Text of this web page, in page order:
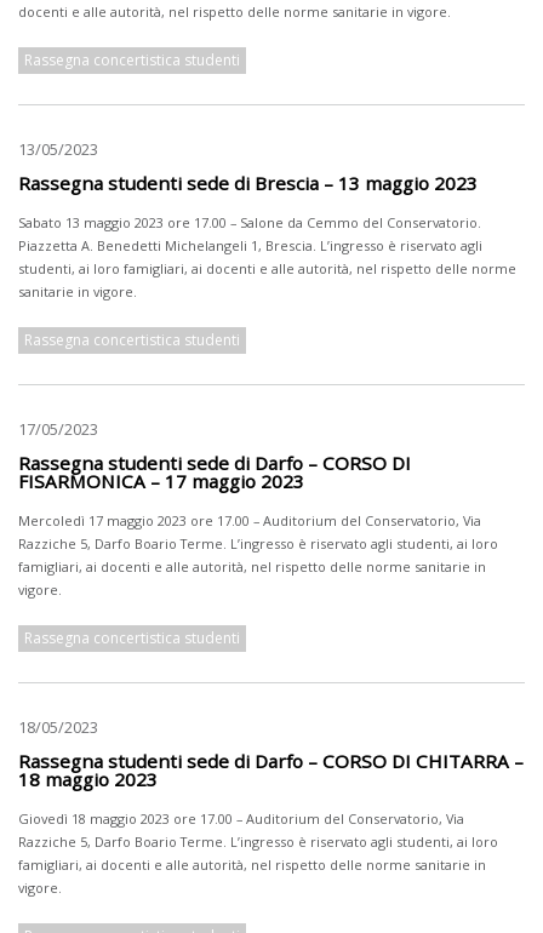
docenti e alle autorità, nel rispetto delle norme sanitarie in vigore.
Rassegna concertistica studenti
13/05/2023
Rassegna studenti sede di Brescia – 13 maggio 2023
Sabato 13 maggio 2023 ore 17.00 – Salone da Cemmo del Conservatorio.
Piazzetta A. Benedetti Michelangeli 1, Brescia. L’ingresso è riservato agli
studenti, ai loro famigliari, ai docenti e alle autorità, nel rispetto delle norme
sanitarie in vigore.
Rassegna concertistica studenti
17/05/2023
Rassegna studenti sede di Darfo – CORSO DI
FISARMONICA – 17 maggio 2023
Mercoledì 17 maggio 2023 ore 17.00 – Auditorium del Conservatorio, Via
Razziche 5, Darfo Boario Terme. L’ingresso è riservato agli studenti, ai loro
famigliari, ai docenti e alle autorità, nel rispetto delle norme sanitarie in
vigore.
Rassegna concertistica studenti
18/05/2023
Rassegna studenti sede di Darfo – CORSO DI CHITARRA –
18 maggio 2023
Giovedì 18 maggio 2023 ore 17.00 – Auditorium del Conservatorio, Via
Razziche 5, Darfo Boario Terme. L’ingresso è riservato agli studenti, ai loro
famigliari, ai docenti e alle autorità, nel rispetto delle norme sanitarie in
vigore.